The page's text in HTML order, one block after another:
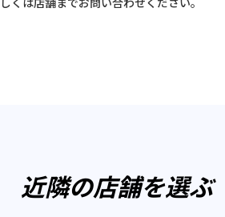
近隣の店舗を選ぶ